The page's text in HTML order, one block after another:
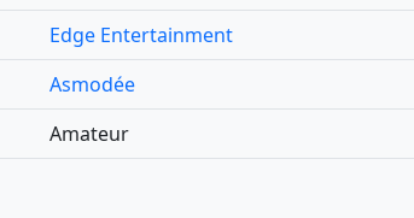
Edge Entertainment
Asmodée
Amateur